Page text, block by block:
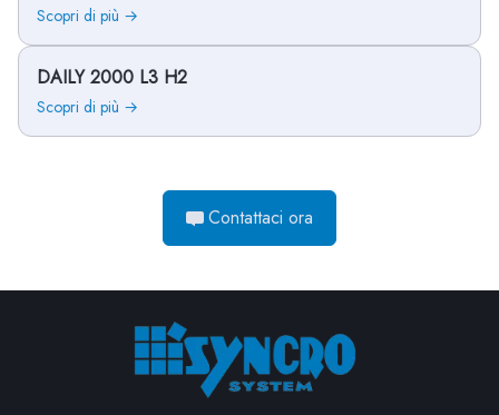
Scopri di più →
DAILY 2000 L3 H2
Scopri di più →
Contattaci ora